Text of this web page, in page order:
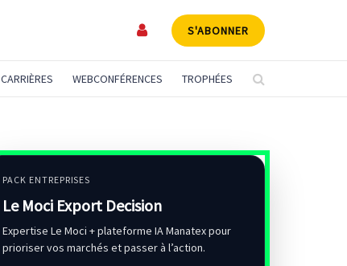
S'ABONNER
CARRIÈRES WEBCONFÉRENCES TROPHÉES
PACK ENTREPRISES
Le Moci Export Decision
Expertise Le Moci + plateforme IA Manatex pour
prioriser vos marchés et passer à l’action.